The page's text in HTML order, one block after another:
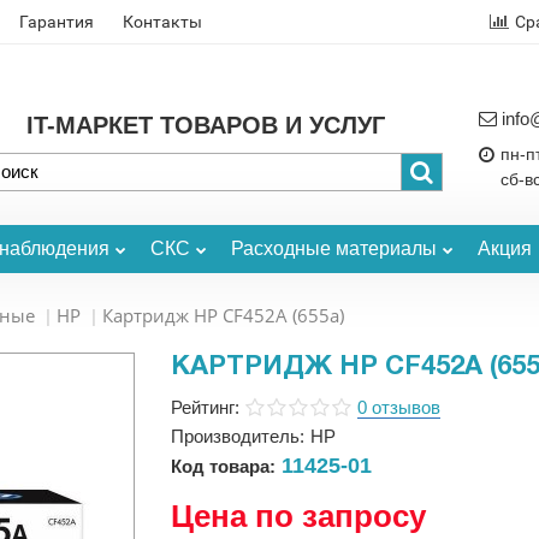
Гарантия Контакты
IT-МАРКЕТ ТОВАРОВ И УСЛУГ
пн-
сб-
СКС Расходные материалы Акция
HP Картридж HP CF452A (655a)
КАРТРИДЖ HP CF452A
Рейтинг:
0 отзывов
Производитель: HP
Код товара: 11425-01
Цена по запросу